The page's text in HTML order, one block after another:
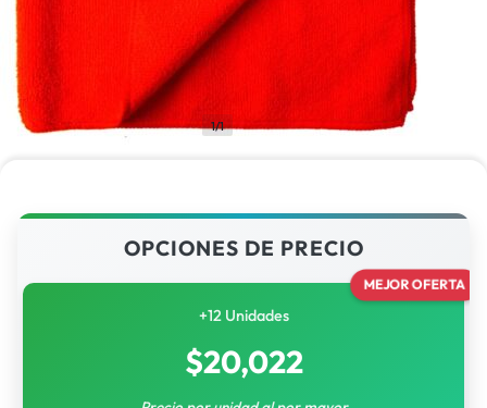
1/1
OPCIONES DE PRECIO
MEJOR OFERTA
+12 Unidades
$20,022